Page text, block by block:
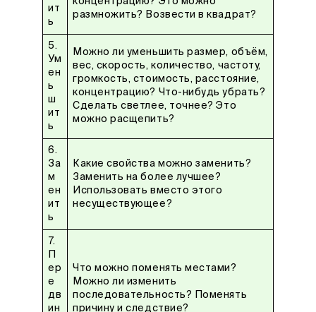
ит
ь
размножить? Возвести в квадрат?
5.
Ум
ен
ь
ш
ит
ь
Можно ли уменьшить размер, объём,
вес, скорость, количество, частоту,
громкость, стоимость, расстояние,
концентрацию? Что-нибудь убрать?
Сделать светлее, точнее? Это
можно расщепить?
6.
За
м
ен
ит
ь
Какие свойства можно заменить?
Заменить на более лучшее?
Использовать вместо этого
несуществующее?
7.
П
ер
е
дв
ин
Что можно поменять местами?
Можно ли изменить
последовательность? Поменять
причину и следствие?